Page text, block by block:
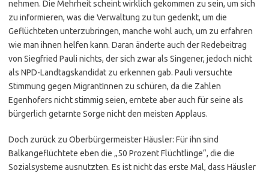
nehmen. Die Mehrheit scheint wirklich gekommen zu sein, um sich
zu informieren, was die Verwaltung zu tun gedenkt, um die
Geflüchteten unterzubringen, manche wohl auch, um zu erfahren
wie man ihnen helfen kann. Daran änderte auch der Redebeitrag
von Siegfried Pauli nichts, der sich zwar als Singener, jedoch nicht
als NPD-Landtagskandidat zu erkennen gab. Pauli versuchte
Stimmung gegen MigrantInnen zu schüren, da die Zahlen
Egenhofers nicht stimmig seien, erntete aber auch für seine als
bürgerlich getarnte Sorge nicht den meisten Applaus.
Doch zurück zu Oberbürgermeister Häusler: Für ihn sind
Balkangeflüchtete eben die „50 Prozent Flüchtlinge“, die die
Sozialsysteme ausnutzten. Es ist nicht das erste Mal, dass Häusler